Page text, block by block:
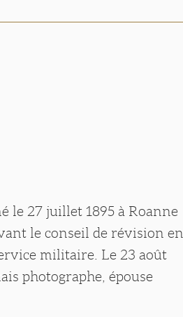
le 27 juillet 1895 à Roanne
le conseil de révision en
militaire. Le 23 août
photographe, épouse